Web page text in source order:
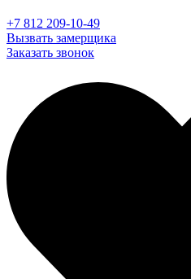
+7 812 209-10-49
Вызвать замерщика
Заказать звонок